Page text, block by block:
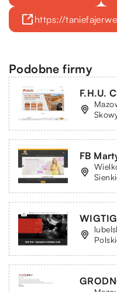
https://
Podobne firmy
F.H.U.
FB